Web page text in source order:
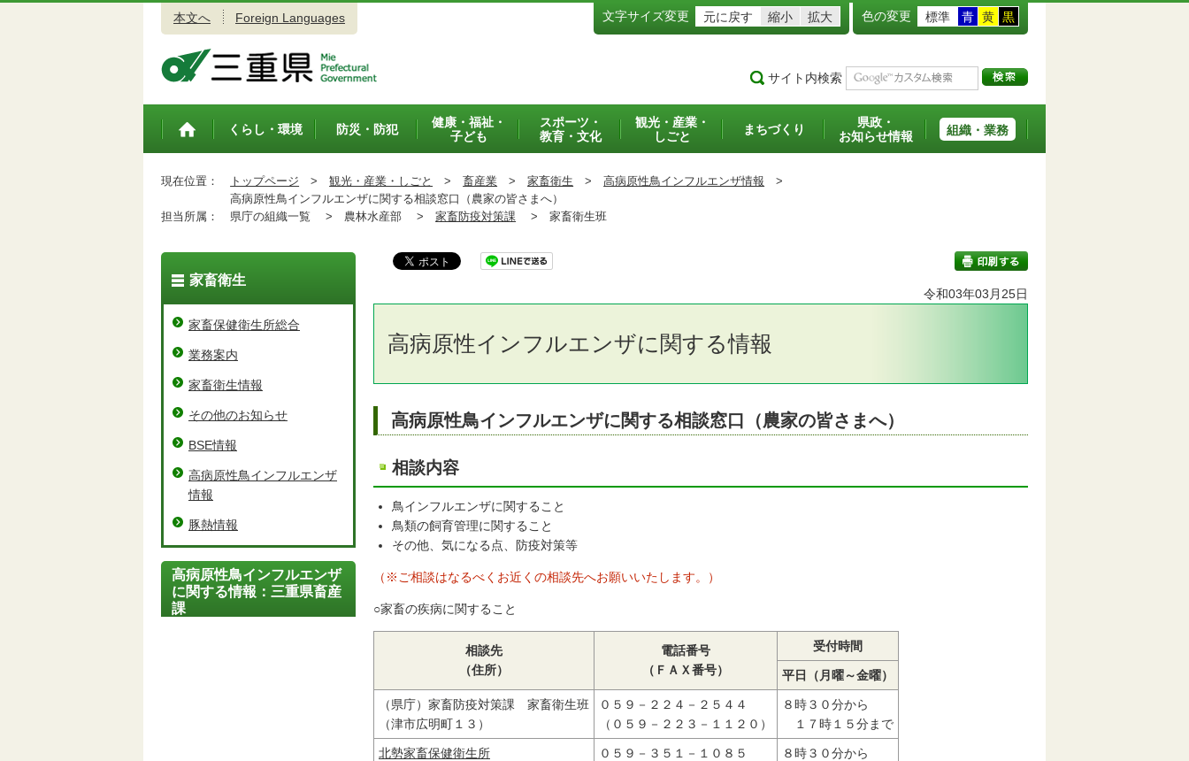
本文へ Foreign Languages 文字サイズ変更 元に戻す 縮小 拡大 色の変更 標準 青 黄 黒
サイト内検索
トップペ
くらし・環境 防災・防犯
健康・福祉・
子ども
スポーツ・
教育・文化
観光・産業・
しごと
まちづくり
県政・
お知らせ情報
組織・業務
現在位置： トップページ > 観光・産業・しごと > 畜産業 > 家畜衛生 > 高病原性鳥インフルエンザ情報 >
高病原性鳥インフルエンザに関する相談窓口（農家の皆さまへ）
担当所属：
県庁の組織一覧 > 農林水産部 > 家畜防疫対策課 > 家畜衛生班
令和03年03月25日
高病原性インフルエンザに関する情報
高病原性鳥インフルエンザに関する相談窓口（農家の皆さまへ）
相談内容
鳥インフルエンザに関すること
鳥類の飼育管理に関すること
その他、気になる点、防疫対策等
（※ご相談はなるべくお近くの相談先へお願いいたします。）
○家畜の疾病に関すること
相談先
（住所）
電話番号
（ＦＡＸ番号）
受付時間
平日（月曜～金曜）
（県庁）家畜防疫対策課 家畜衛生班
（津市広明町１３）
０５９－２２４－２５４４
（０５９－２２３－１１２０）
８時３０分から
１７時１５分まで
北勢家畜保健衛生所
０５９－３５１－１０８５
８時３０分から
家畜衛生
家畜保健衛生所総合
業務案内
家畜衛生情報
その他のお知らせ
BSE情報
高病原性鳥インフルエンザ
情報
豚熱情報
高病原性鳥インフルエンザ
に関する情報：三重県畜産
課